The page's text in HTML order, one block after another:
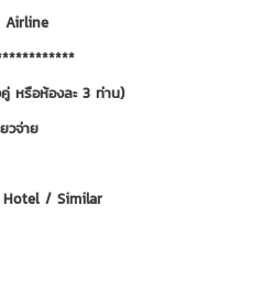
Airline
หรือห้องละ 3 ท่าน)
วจ่าย
Hotel / Similar